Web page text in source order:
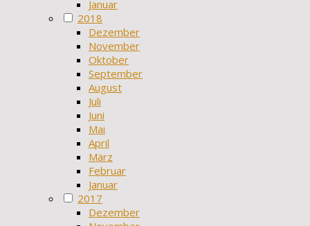
Januar
2018
Dezember
November
Oktober
September
August
Juli
Juni
Mai
April
März
Februar
Januar
2017
Dezember